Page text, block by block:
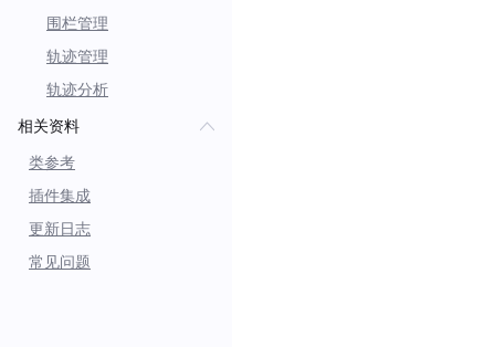
围栏管理
轨迹管理
轨迹分析
相关资料
类参考
插件集成
更新日志
常见问题